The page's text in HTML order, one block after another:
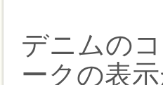
デニムの
ークの表